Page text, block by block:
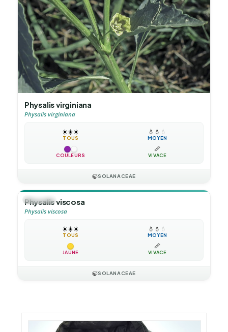
Physalis virginiana
Physalis virginiana
☀️☀️☀️
TOUS
💧 💧 💧
MOYEN
COULEURS
📏
VIVACE
🍃SOLANACEAE
🪴VIVACE
Physalis viscosa
Physalis viscosa
☀️☀️☀️
TOUS
💧 💧 💧
MOYEN
JAUNE
📏
VIVACE
🍃SOLANACEAE